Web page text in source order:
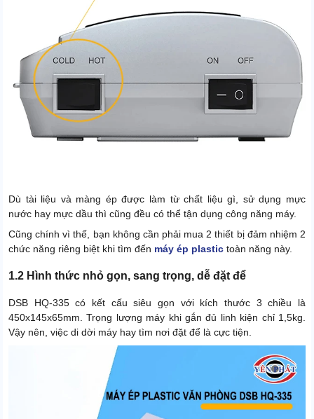
Dù tài liệu và màng ép được làm từ chất liệu gì, sử dụng mực
nước hay mực dầu thì cũng đều có thể tận dụng công năng máy.
Cũng chính vì thế, bạn không cần phải mua 2 thiết bị đảm nhiệm 2
chức năng riêng biệt khi tìm đến máy ép plastic toàn năng này.
1.2 Hình thức nhỏ gọn, sang trọng, dễ đặt để
DSB HQ-335 có kết cấu siêu gọn với kích thước 3 chiều là
450x145x65mm. Trọng lượng máy khi gắn đủ linh kiện chỉ 1,5kg.
Vậy nên, việc di dời máy hay tìm nơi đặt để là cực tiện.